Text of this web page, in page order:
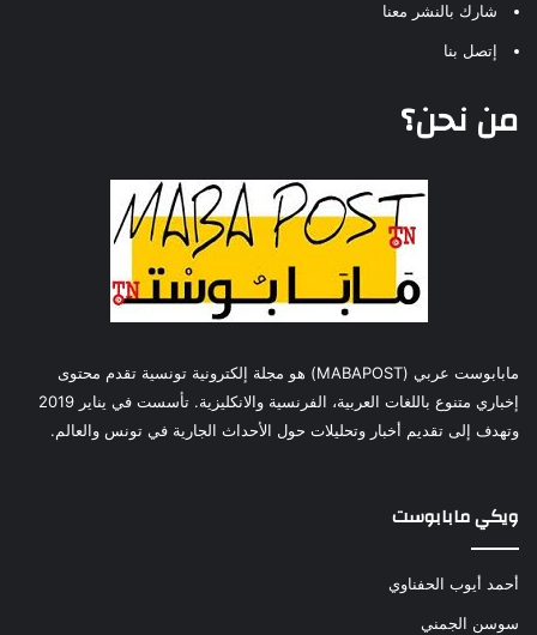
شارك بالنشر معنا
إتصل بنا
من نحن؟
مابابوست عربي (MABAPOST) هو مجلة إلكترونية تونسية تقدم محتوى
إخباري متنوع باللغات العربية، الفرنسية والانكليزية. تأسست في يناير 2019
وتهدف إلى تقديم أخبار وتحليلات حول الأحداث الجارية في تونس والعالم.
ويكي مابابوست
أحمد أيوب الحفناوي
سوسن الجمني